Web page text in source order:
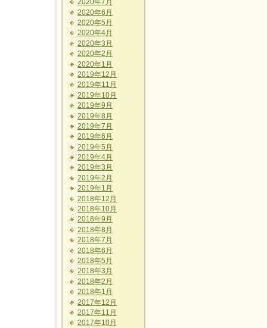
2020年7月
2020年6月
2020年5月
2020年4月
2020年3月
2020年2月
2020年1月
2019年12月
2019年11月
2019年10月
2019年9月
2019年8月
2019年7月
2019年6月
2019年5月
2019年4月
2019年3月
2019年2月
2019年1月
2018年12月
2018年10月
2018年9月
2018年8月
2018年7月
2018年6月
2018年5月
2018年3月
2018年2月
2018年1月
2017年12月
2017年11月
2017年10月